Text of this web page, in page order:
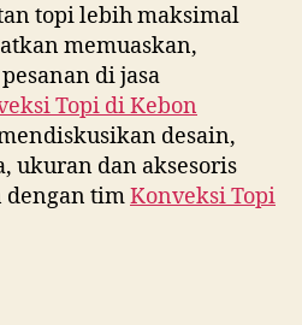
topi lebih maksimal
memuaskan,
di jasa
Topi diKebon
desain,
ukuran dan aksesoris
timKonveksi Topi